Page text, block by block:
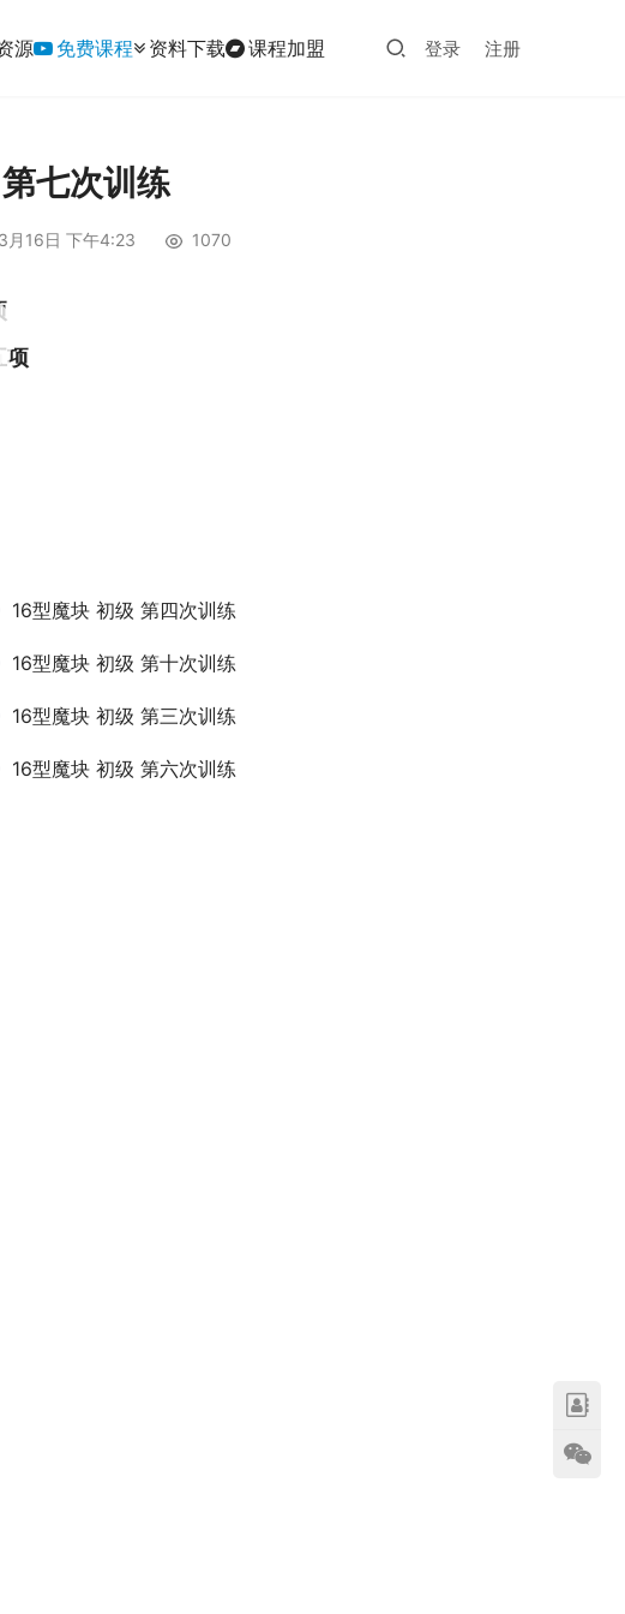
源 免费课程 资料下载 课程加盟 登录 注册
七次训练
月16日 下午4:23 1070
项
16型魔块 初级 第四次训练
16型魔块 初级 第十次训练
16型魔块 初级 第三次训练
16型魔块 初级 第六次训练